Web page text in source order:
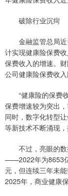
破除行业沉疴
金融监管总局近
计实现健康险保费
保费收入的增速。
公司健康险保费收入
“健康险的保费收
保费增速较为突出
同时，数字化转型
等新技术不断涌现，
不过，亮眼的数
——2022年为8653
元，但连续三年未
2025年，商业健康